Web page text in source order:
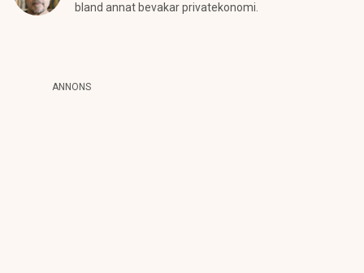
bland annat bevakar privatekonomi.
ANNONS